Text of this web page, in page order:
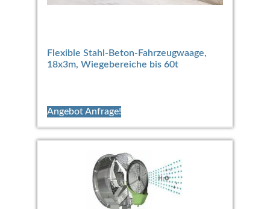
Flexible Stahl-Beton-Fahrzeugwaage,
18x3m, Wiegebereiche bis 60t
Angebot Anfrage!